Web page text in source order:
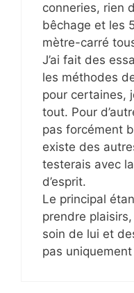
conneries, rien
bêchage et les
mètre-carré
J’ai fait des
les méthodes
pour certaines,
tout. Pour
pas forcément
existe des
testerais avec
d’esprit.
Le principal
prendre
soin de lui et
pas